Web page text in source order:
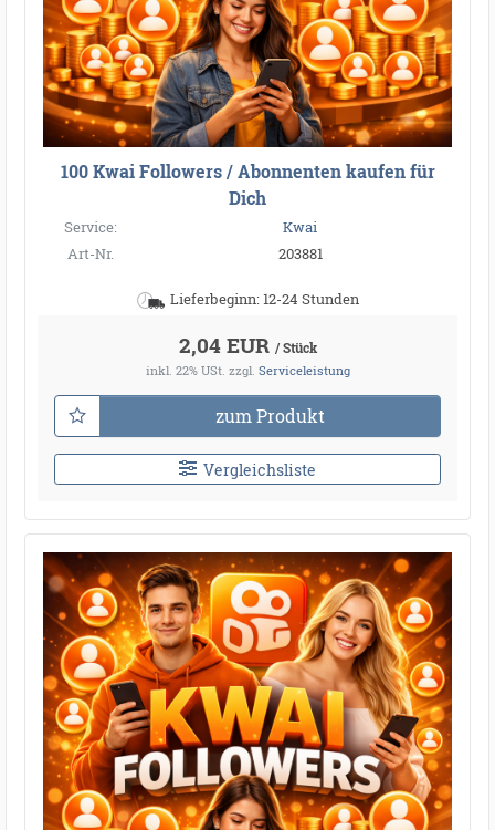
100 Kwai Followers / Abonnenten kaufen für
Dich
Service:
Kwai
Art-Nr.
203881
Lieferbeginn: 12-24 Stunden
2,04 EUR / Stück
inkl. 22% USt. zzgl. Serviceleistung
zum Produkt
Vergleichsliste